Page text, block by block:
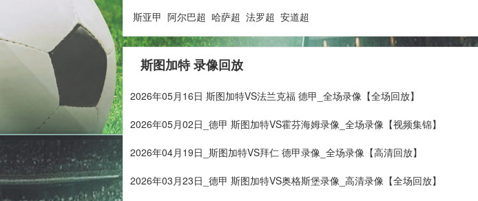
斯亚甲 阿尔巴超 哈萨超 法罗超 安道超
斯图加特 录像回放
2026年05月16日 斯图加特VS法兰克福 德甲_全场录像【全场回放】
2026年05月02日_德甲 斯图加特VS霍芬海姆录像_全场录像【视频集锦】
2026年04月19日_斯图加特VS拜仁 德甲录像_全场录像【高清回放】
2026年03月23日_德甲 斯图加特VS奥格斯堡录像_高清录像【全场回放】